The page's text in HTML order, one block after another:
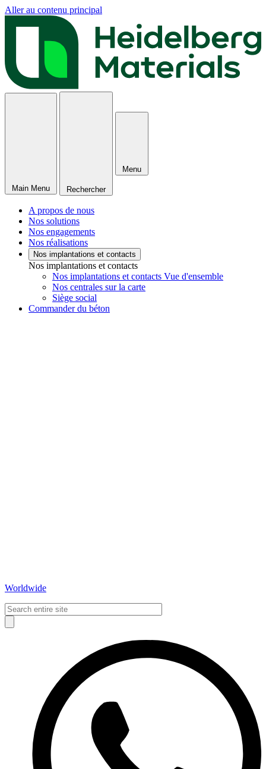
Aller au contenu principal
Main Menu Rechercher
Menu
A propos de nous
Nos solutions
Nos engagements
Nos réalisations
Nos implantations et contacts
Nos implantations et contacts
Nos implantations et contacts Vue d'ensemble
Nos centrales sur la carte
Siège social
Commander du béton
Worldwide